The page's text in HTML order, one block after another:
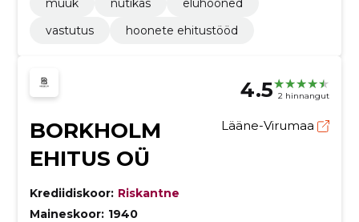
vastutus
hoonete ehitustööd
4.5 2 hinnangut
BORKHOLM
EHITUS OÜ
Lääne-Virumaa
Krediidiskoor: Riskantne
Maineskoor: 1940